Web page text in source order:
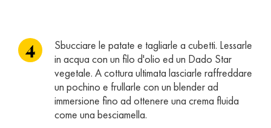
Sbucciare le patate e tagliarle a cubetti. Lessarle
in acqua con un filo d'olio ed un Dado Star
vegetale. A cottura ultimata lasciarle raffreddare
un pochino e frullarle con un blender ad
immersione fino ad ottenere una crema fluida
come una besciamella.